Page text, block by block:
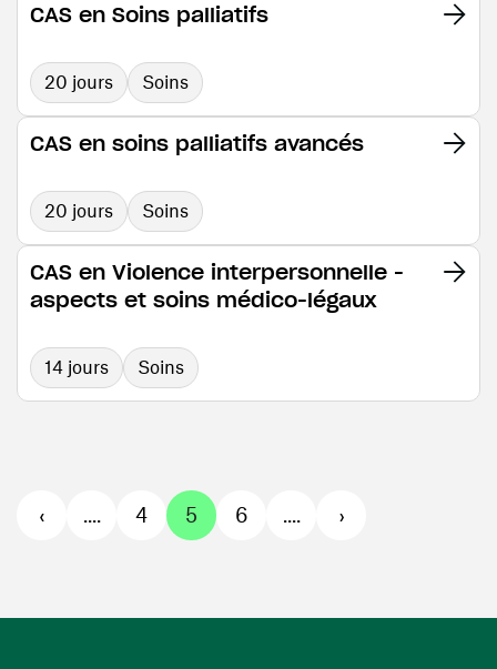
CAS en Soins palliatifs
20 jours Soins
CAS en soins palliatifs avancés
20 jours Soins
CAS en Violence interpersonnelle -
aspects et soins médico-légaux
14 jours Soins
‹ .... 4 5 6 .... ›